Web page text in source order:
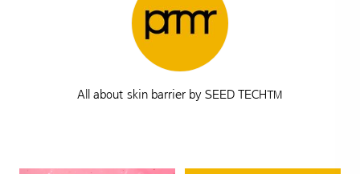
All about skin barrier by SEED TECH™